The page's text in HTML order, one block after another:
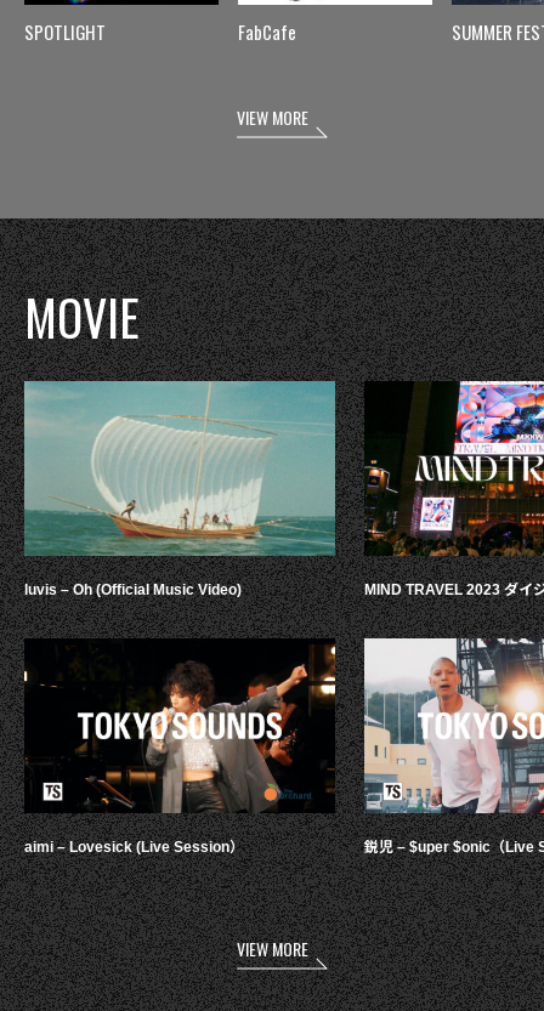
SPOTLIGHT FabCafe SUMMER
VIEW MORE
MOVIE
luvis – Oh (Official Music Video)
aimi – Lovesick (Live Session）
MIND TRAVEL 2023 ダイ
鋭児 – $uper $onic（Live
VIEW MORE